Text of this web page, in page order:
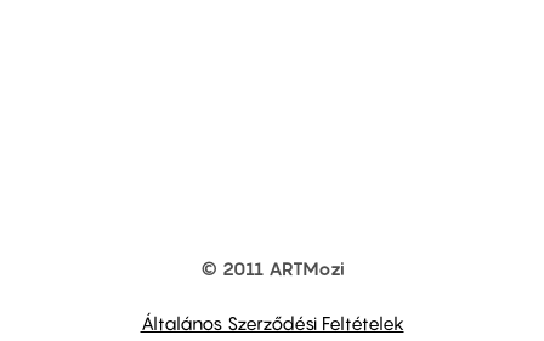
© 2011 ARTMozi
Általános Szerződési Feltételek